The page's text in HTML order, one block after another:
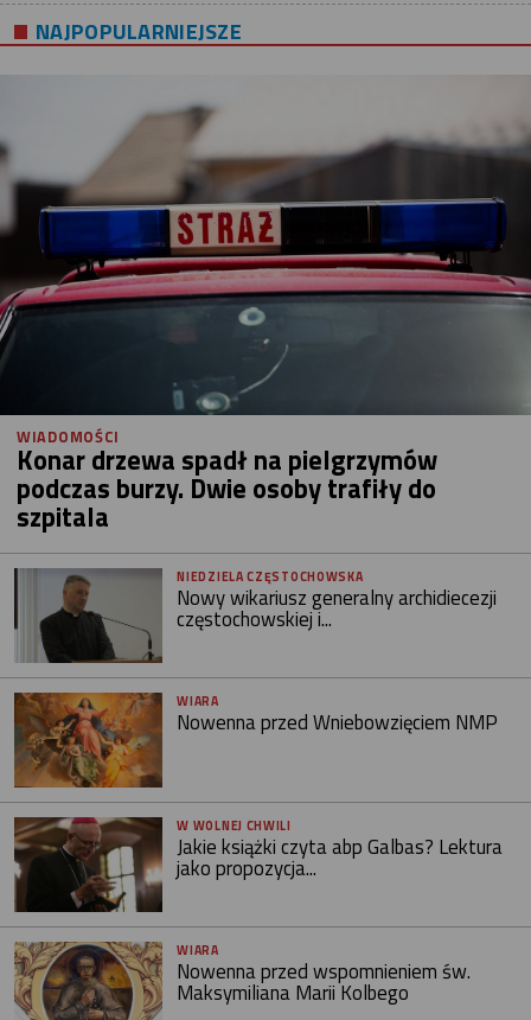
NAJPOPULARNIEJSZE
WIADOMOŚCI
Konar drzewa spadł na pielgrzymów
podczas burzy. Dwie osoby trafiły do
szpitala
NIEDZIELA CZĘSTOCHOWSKA
Nowy wikariusz generalny archidiecezji
częstochowskiej i...
WIARA
Nowenna przed Wniebowzięciem NMP
W WOLNEJ CHWILI
Jakie książki czyta abp Galbas? Lektura
jako propozycja...
WIARA
Nowenna przed wspomnieniem św.
Maksymiliana Marii Kolbego